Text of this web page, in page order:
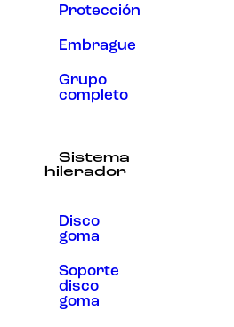
Protección
Embrague
Grupo
completo
Sistema
hilerador
Disco
goma
Soporte
disco
goma